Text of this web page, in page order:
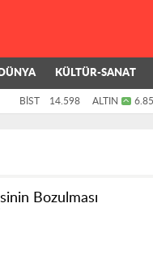
DÜNYA KÜLTÜR-SANAT
BİST 14.598 ALTIN
Bozulması